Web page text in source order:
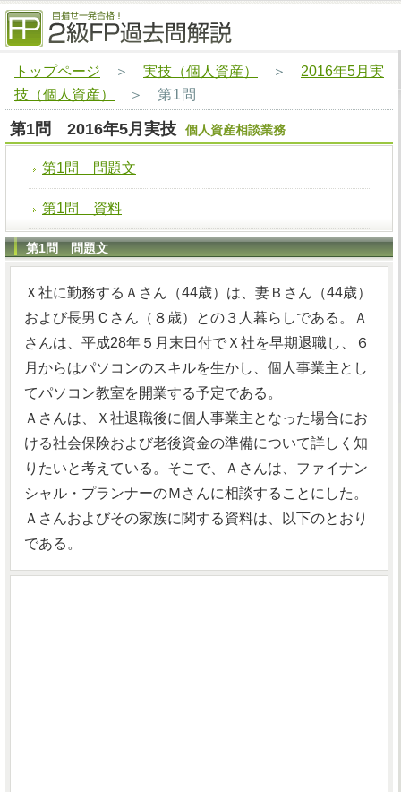
トップページ ＞ 実技（個人資産） ＞ 2016年5月実
技（個人資産）
＞ 第1問
第1問 2016年5月実技 個人資産相談業務
第1問 問題文
第1問 資料
第1問 問題文
Ｘ社に勤務するＡさん（44歳）は、妻Ｂさん（44歳）
および長男Ｃさん（８歳）との３人暮らしである。Ａ
さんは、平成28年５月末日付でＸ社を早期退職し、６
月からはパソコンのスキルを生かし、個人事業主とし
てパソコン教室を開業する予定である。
Ａさんは、Ｘ社退職後に個人事業主となった場合にお
ける社会保険および老後資金の準備について詳しく知
りたいと考えている。そこで、Ａさんは、ファイナン
シャル・プランナーのＭさんに相談することにした。
Ａさんおよびその家族に関する資料は、以下のとおり
である。